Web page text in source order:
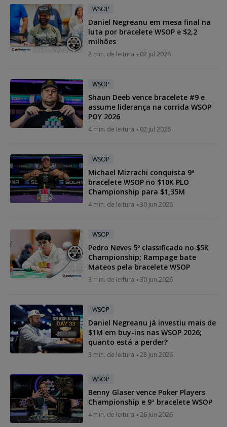
WSOP
Daniel Negreanu em mesa final na
luta por bracelete WSOP e $2,2
milhões
2 min. de leitura 02 jul 2026
WSOP
Shaun Deeb vence bracelete #9 e
assume liderança na corrida WSOP
POY 2026
4 min. de leitura 02 jul 2026
WSOP
Michael Mizrachi conquista 9ª
bracelete WSOP no $10K PLO
Championship para $1,35M
4 min. de leitura 30 jun 2026
WSOP
Pedro Neves 5º classificado no $5K
Championship; Rampage bate
Mateos pela bracelete WSOP
3 min. de leitura 30 jun 2026
WSOP
Daniel Negreanu já investiu mais de
$1M em buy-ins nas WSOP 2026;
quanto está a perder?
3 min. de leitura 28 jun 2026
WSOP
Benny Glaser vence Poker Players
Championship e 9ª bracelete WSOP
4 min. de leitura 26 jun 2026